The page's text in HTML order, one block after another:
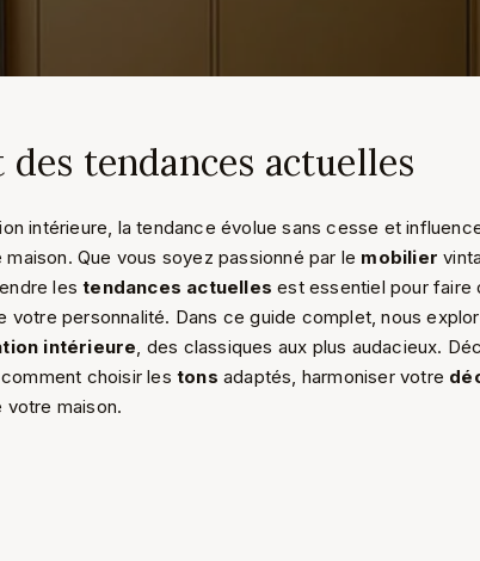
tendances actuelles
intérieure, la tendance évolue sans cesse et
Que vous soyez passionné par le mobilier
lestendances actuelles est essentiel pour faire
votre personnalité. Dans ce guide complet, nous
intérieure, des classiques aux plus audacieux.
choisir lestons adaptés, harmoniser votre
maison.